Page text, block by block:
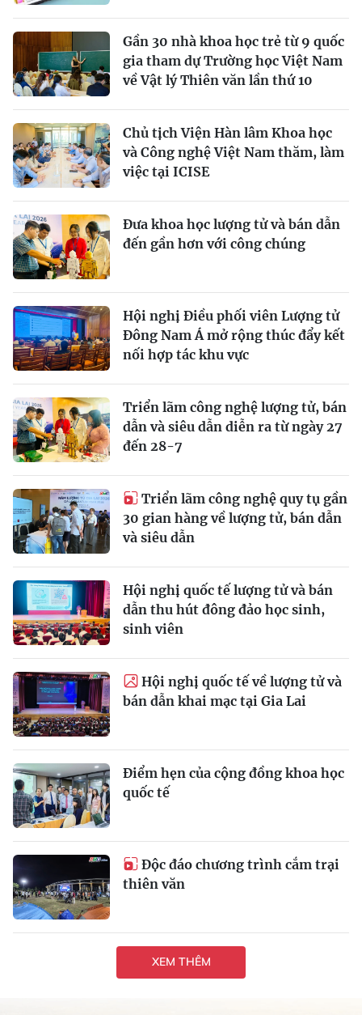
Gần 30 nhà khoa học trẻ từ 9 quốc
gia tham dự Trường học Việt Nam
về Vật lý Thiên văn lần thứ 10
Chủ tịch Viện Hàn lâm Khoa học
và Công nghệ Việt Nam thăm, làm
việc tại ICISE
Đưa khoa học lượng tử và bán dẫn
đến gần hơn với công chúng
Hội nghị Điều phối viên Lượng tử
Đông Nam Á mở rộng thúc đẩy kết
nối hợp tác khu vực
Triển lãm công nghệ lượng tử, bán
dẫn và siêu dẫn diễn ra từ ngày 27
đến 28-7
Triển lãm công nghệ quy tụ gần
30 gian hàng về lượng tử, bán dẫn
và siêu dẫn
Hội nghị quốc tế lượng tử và bán
dẫn thu hút đông đảo học sinh,
sinh viên
Hội nghị quốc tế về lượng tử và
bán dẫn khai mạc tại Gia Lai
Điểm hẹn của cộng đồng khoa học
quốc tế
Độc đáo chương trình cắm trại
thiên văn
XEM THÊM